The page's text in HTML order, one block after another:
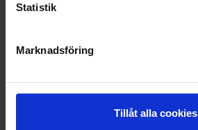
Statistik
Marknadsföring
Tillåt alla cookies
KUNDTJÄNST
info@ohlssons.se